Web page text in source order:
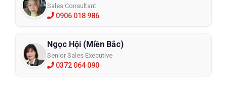
Sales Consultant
0906 018 986
Ngọc Hội (Miền Bắc)
Senior Sales Executive
0372 064 090